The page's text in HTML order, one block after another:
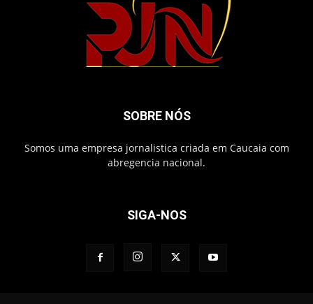
SOBRE NÓS
Somos uma empresa jornalistica criada em Caucaia com
abregencia nacional.
SIGA-NOS